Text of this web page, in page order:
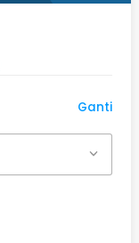
Ganti